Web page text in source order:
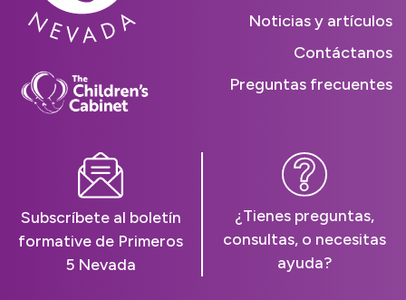
Noticias y artículos
Contáctanos
Preguntas frecuentes
Subscríbete al boletín
formative de Primeros
5 Nevada
¿Tienes preguntas,
consultas, o necesitas
ayuda?